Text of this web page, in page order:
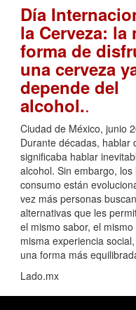
Día
la Cerveza: la
forma de
una cerveza
depende del
alcohol..
Ciudad de México, junio
Durante décadas, hablar
significaba hablar
alcohol. Sin embargo, los
consumo están
vez más personas buscan
alternativas que les
el mismo sabor, el mismo
misma experiencia
una forma más
Lado.mx